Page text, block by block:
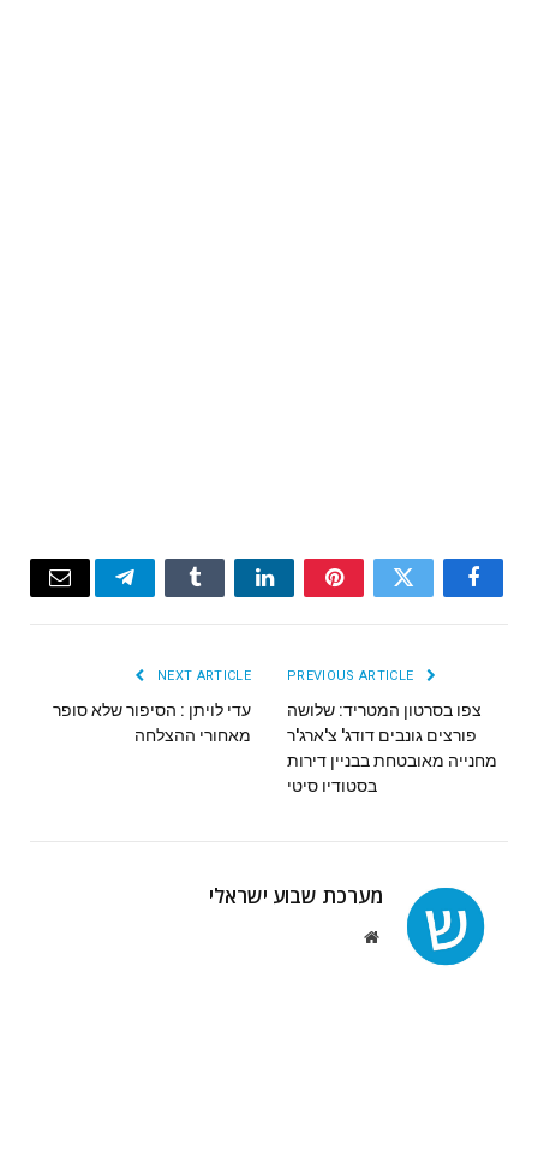
Facebook
Twitter
Pinterest
LinkedIn
Tumblr
Telegram
Email
צפו בסרטון המטריד: שלושה
פורצים גונבים דודג' צ'ארג'ר
מחנייה מאובטחת בבניין דירות
בסטודיו סיטי
NEXT ARTICLE
‬מאחורי‭ ‬ההצלחה
מערכת שבוע ישראלי
Website